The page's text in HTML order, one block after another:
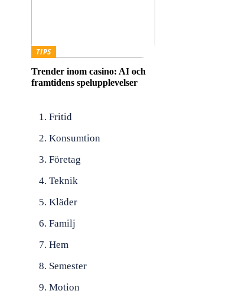
TIPS
Trender inom casino: AI och
framtidens spelupplevelser
Fritid
Konsumtion
Företag
Teknik
Kläder
Familj
Hem
Semester
Motion